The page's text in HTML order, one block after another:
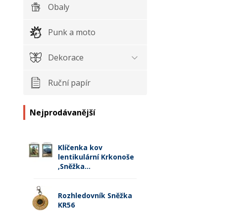
Obaly
Punk a moto
Dekorace
Ruční papír
Nejprodávanější
Klíčenka kov
lentikulární Krkonoše
,Sněžka...
Rozhledovník Sněžka
KR56